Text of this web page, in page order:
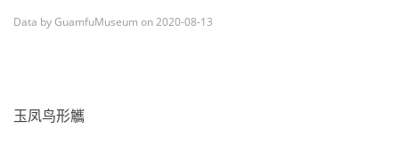
Data by GuamfuMuseum on 2020-08-13
玉凤鸟形觿